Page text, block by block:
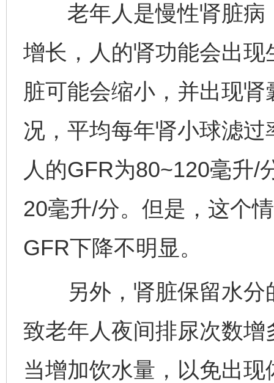
老年人是慢性肾脏病
增长，人的肾功能会出
脏可能会缩小，并出现
况，平均每年肾小球滤
人的GFR为80~120毫升/
20毫升/分。但是，这个
GFR下降不明显。
另外，肾脏保留水分
致老年人夜间排尿次数
当增加饮水量，以免出